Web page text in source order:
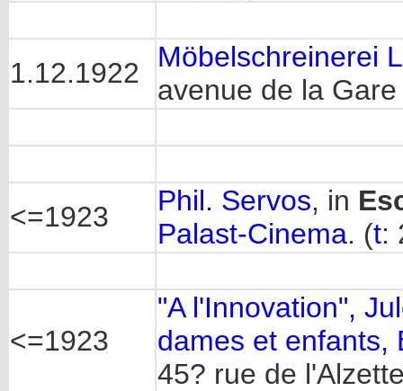
1.12.1922
Möbelschreinerei
avenue de la
<=1923 Phil. Servos, in
Palast-Cinema. (t:
<=1923
"A l'Innovation",
dames et enfants,
45? rue de